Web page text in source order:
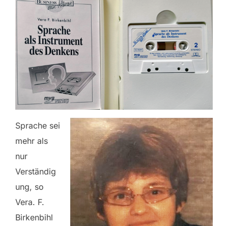
Sprache sei
mehr als
nur
Verständig
ung, so
Vera. F.
Birkenbihl